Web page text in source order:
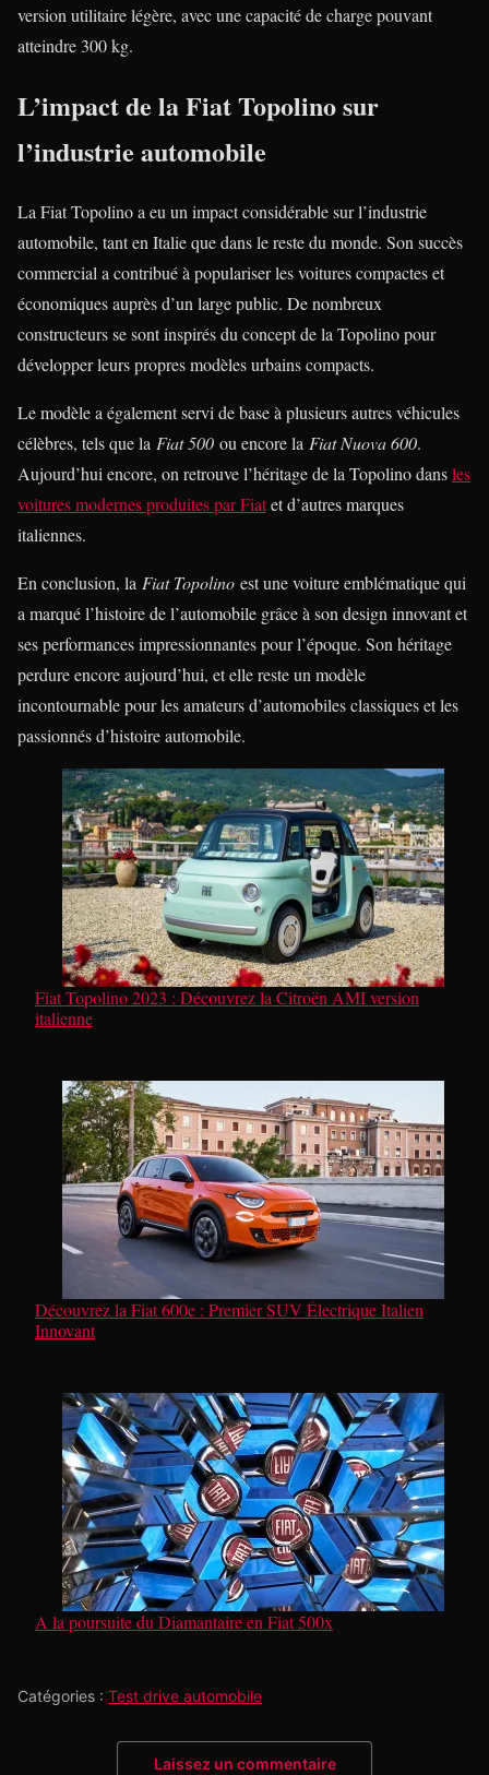
version utilitaire légère, avec une capacité de charge pouvant
atteindre 300 kg.
L’impact de la Fiat Topolino sur
l’industrie automobile
La Fiat Topolino a eu un impact considérable sur l’industrie
automobile, tant en Italie que dans le reste du monde. Son succès
commercial a contribué à populariser les voitures compactes et
économiques auprès d’un large public. De nombreux
constructeurs se sont inspirés du concept de la Topolino pour
développer leurs propres modèles urbains compacts.
Le modèle a également servi de base à plusieurs autres véhicules
célèbres, tels que la Fiat 500 ou encore la Fiat Nuova 600.
Aujourd’hui encore, on retrouve l’héritage de la Topolino dansles
voitures modernes produites par Fiatet d’autres marques
italiennes.
En conclusion, la Fiat Topolino est une voiture emblématique qui
a marqué l’histoire de l’automobile grâce à son design innovant et
ses performances impressionnantes pour l’époque. Son héritage
perdure encore aujourd’hui, et elle reste un modèle
incontournable pour les amateurs d’automobiles classiques et les
passionnés d’histoire automobile.
Fiat Topolino 2023 : Découvrez la Citroën AMI version
italienne
Découvrez la Fiat 600e : Premier SUV Électrique Italien
Innovant
A la poursuite du Diamantaire en Fiat 500x
Catégories : Test drive automobile
Laissez un commentaire